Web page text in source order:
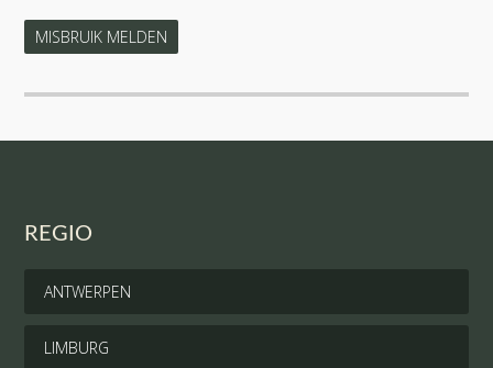
MISBRUIK MELDEN
REGIO
ANTWERPEN
LIMBURG